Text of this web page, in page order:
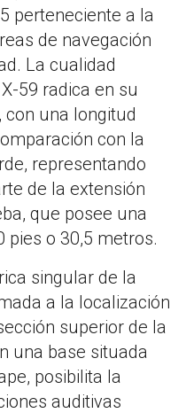
perteneciente a la
de navegación
La cualidad
59 radica en su
una longitud
con la
representando
de la extensión
que posee una
pies o 30,5 metros.
singular de la
a la localización
superior de la
una base situada
posibilita la
auditivas